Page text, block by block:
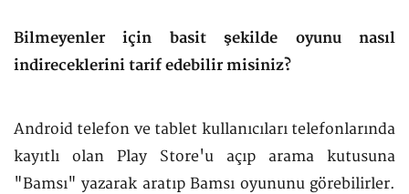
Bilmeyenler için basit şekilde oyunu nasıl
indireceklerini tarif edebilir misiniz?
Android telefon ve tablet kullanıcıları telefonlarında
kayıtlı olan Play Store'u açıp arama kutusuna
"Bamsı" yazarak aratıp Bamsı oyununu görebilirler.